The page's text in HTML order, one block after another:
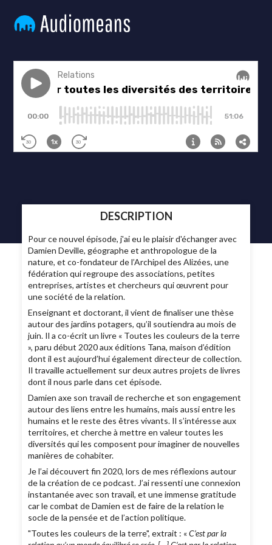
DESCRIPTION
Pour ce nouvel épisode, j'ai eu le plaisir d'échanger avec
Damien Deville, géographe et anthropologue de la
nature, et co-fondateur de l’Archipel des Alizées, une
fédération qui regroupe des associations, petites
entreprises, artistes et chercheurs qui œuvrent pour
une société de la relation.
Enseignant et doctorant, il vient de finaliser une thèse
autour des jardins potagers, qu’il soutiendra au mois de
juin. Il a co-écrit un livre « Toutes les couleurs de la terre
», paru début 2020 aux éditions Tana, maison d’édition
dont il est aujourd’hui également directeur de collection.
Il travaille actuellement sur deux autres projets de livres
dont il nous parle dans cet épisode.
Damien axe son travail de recherche et son engagement
autour des liens entre les humains, mais aussi entre les
humains et le reste des êtres vivants. Il s’intéresse aux
territoires, et cherche à mettre en valeur toutes les
diversités qui les composent pour imaginer de nouvelles
manières de cohabiter.
Je l’ai découvert fin 2020, lors de mes réflexions autour
de la création de ce podcast. J’ai ressenti une connexion
instantanée avec son travail, et une immense gratitude
car le combat de Damien est de faire de la relation le
socle de la pensée et de l’action politique.
"Toutes les couleurs de la terre", extrait : «C’est par la